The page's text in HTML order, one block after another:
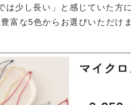
は少し長い」と感じていた方
富な5色からお選びいただけま